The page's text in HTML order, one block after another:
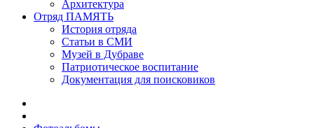
Архитектура
Отряд ПАМЯТЬ
История отряда
Статьи в СМИ
Музей в Дубраве
Патриотическое воспитание
Документация для поисковиков